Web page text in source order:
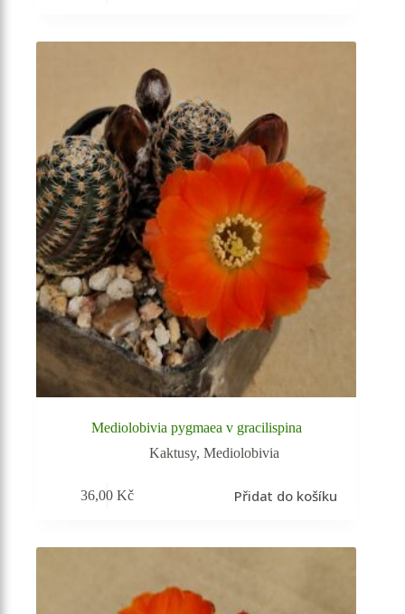
Mediolobivia pygmaea v gracilispina
Kaktusy,Mediolobivia
36,00Kč Přidat do košíku